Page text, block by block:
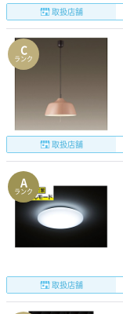
取扱店舗
C
ランク
取扱店舗
A
ランク
取扱店舗